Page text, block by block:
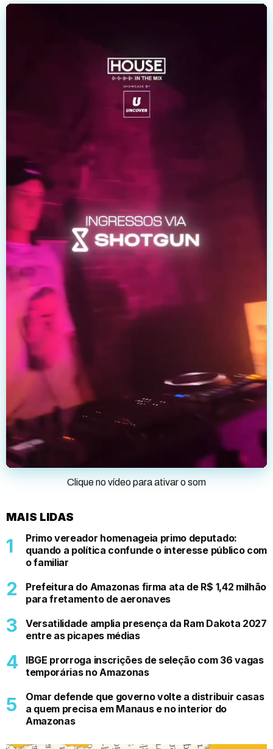
Clique no vídeo para ativar o som
MAIS LIDAS
Primo vereador homenageia primo deputado:
quando a política confunde o interesse público com
o familiar
Prefeitura do Amazonas firma ata de R$ 1,42 milhão
para fretamento de aeronaves
Versatilidade amplia presença da Ram Dakota 2027
entre as picapes médias
IBGE prorroga inscrições de seleção com 36 vagas
temporárias no Amazonas
Omar defende que governo volte a distribuir casas
a quem precisa em Manaus e no interior do
Amazonas